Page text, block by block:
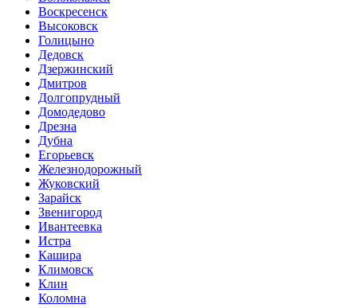
Воскресенск
Высоковск
Голицыно
Дедовск
Дзержинский
Дмитров
Долгопрудный
Домодедово
Дрезна
Дубна
Егорьевск
Железнодорожный
Жуковский
Зарайск
Звенигород
Ивантеевка
Истра
Кашира
Климовск
Клин
Коломна